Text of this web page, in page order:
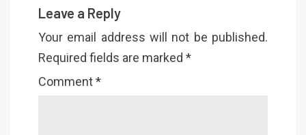
Leave a Reply
Your email address will not be published.
Required fields are marked *
Comment*